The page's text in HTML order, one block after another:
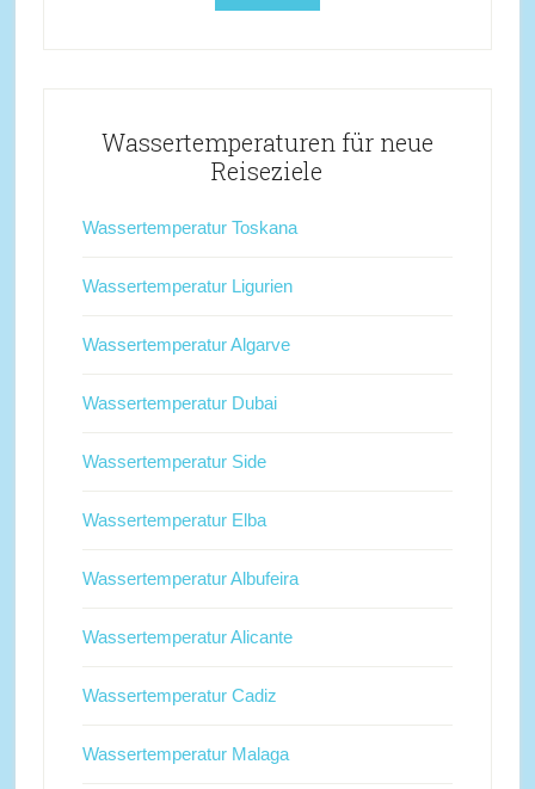
Wassertemperaturen für neue
Reiseziele
Wassertemperatur Toskana
Wassertemperatur Ligurien
Wassertemperatur Algarve
Wassertemperatur Dubai
Wassertemperatur Side
Wassertemperatur Elba
Wassertemperatur Albufeira
Wassertemperatur Alicante
Wassertemperatur Cadiz
Wassertemperatur Malaga